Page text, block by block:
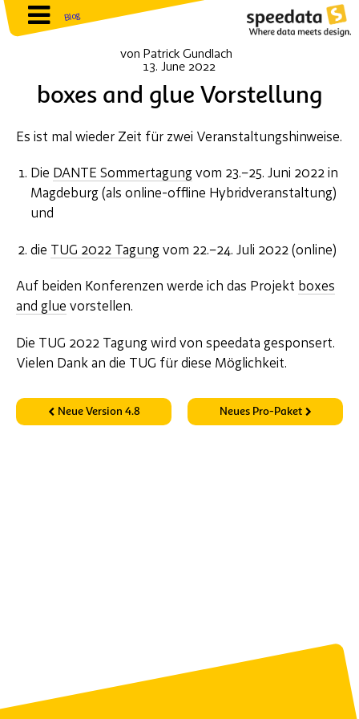
Blog
von Patrick Gundlach
13. June 2022
boxes and glue Vorstellung
Es ist mal wieder Zeit für zwei Veranstaltungshinweise.
Die DANTE Sommertagung vom 23.–25. Juni 2022 in
Magdeburg (als online-offline Hybridveranstaltung)
und
die TUG 2022 Tagung vom 22.–24. Juli 2022 (online)
Auf beiden Konferenzen werde ich das Projekt boxes
and glue vorstellen.
Die TUG 2022 Tagung wird von speedata gesponsert.
Vielen Dank an die TUG für diese Möglichkeit.
Neue Version 4.8 Neues Pro-Paket